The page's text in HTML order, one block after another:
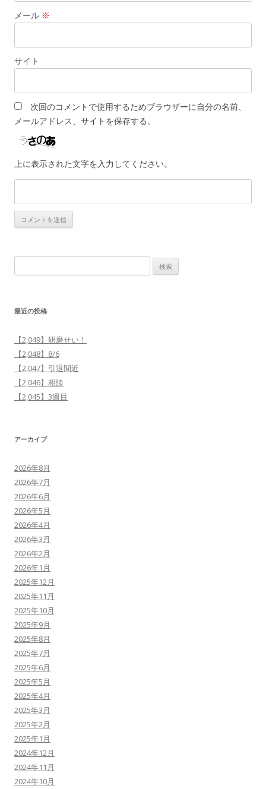
メール ※
サイト
次回のコメントで使用するためブラウザーに自分の名前、
メールアドレス、サイトを保存する。
上に表示された文字を入力してください。
索:
最近の投稿
【2,049】研磨せい！
【2,048】8/6
【2,047】引退間近
【2,046】相談
【2,045】3週目
アーカイブ
2026年8月
2026年7月
2026年6月
2026年5月
2026年4月
2026年3月
2026年2月
2026年1月
2025年12月
2025年11月
2025年10月
2025年9月
2025年8月
2025年7月
2025年6月
2025年5月
2025年4月
2025年3月
2025年2月
2025年1月
2024年12月
2024年11月
2024年10月